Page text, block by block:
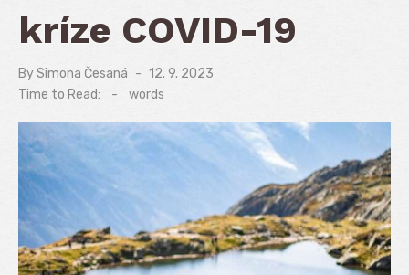
kríze COVID-19
BySimona Česaná
Posted
on
12. 9. 2023
Time to Read:
- words